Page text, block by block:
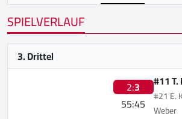
SPIELVERLAUF
3. Drittel
2:3
55:45
#11
#21 E.
Weber